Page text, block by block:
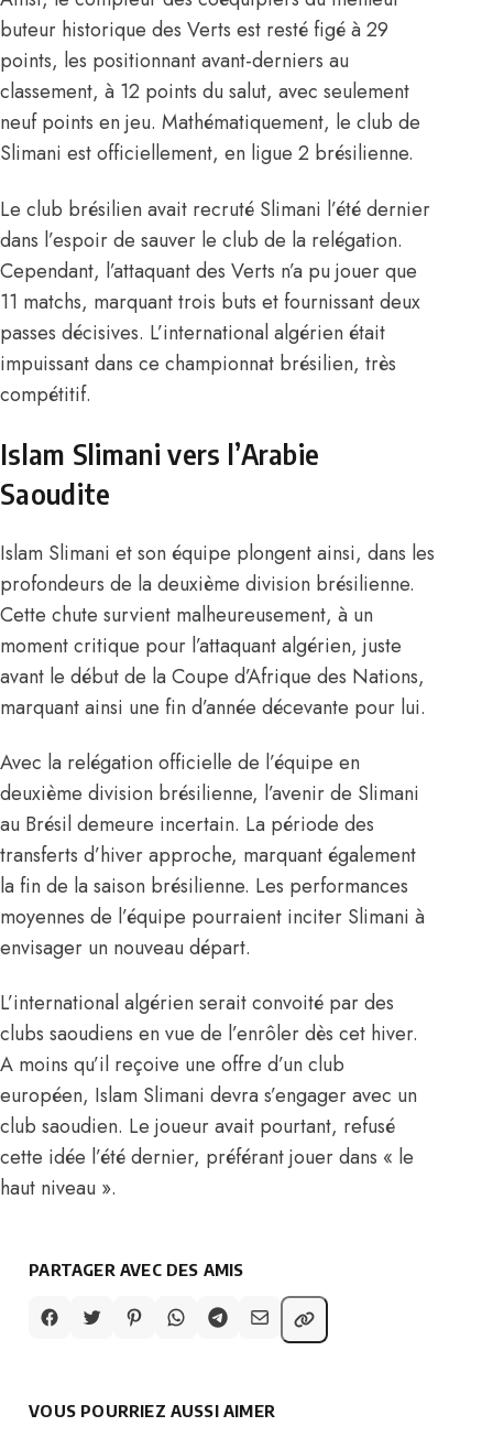
buteur historique des Verts est resté figé à 29
points, les positionnant avant-derniers au
classement, à 12 points du salut, avec seulement
neuf points en jeu. Mathématiquement, le club de
Slimani est officiellement, en ligue 2 brésilienne.
Le club brésilien avait recruté Slimani l’été dernier
dans l’espoir de sauver le club de la relégation.
Cependant, l’attaquant des Verts n’a pu jouer que
11 matchs, marquant trois buts et fournissant deux
passes décisives. L’international algérien était
impuissant dans ce championnat brésilien, très
compétitif.
Islam Slimani vers l’Arabie
Saoudite
Islam Slimani et son équipe plongent ainsi, dans les
profondeurs de la deuxième division brésilienne.
Cette chute survient malheureusement, à un
moment critique pour l’attaquant algérien, juste
avant le début de la Coupe d’Afrique des Nations,
marquant ainsi une fin d’année décevante pour lui.
Avec la relégation officielle de l’équipe en
deuxième division brésilienne, l’avenir de Slimani
au Brésil demeure incertain. La période des
transferts d’hiver approche, marquant également
la fin de la saison brésilienne. Les performances
moyennes de l’équipe pourraient inciter Slimani à
envisager un nouveau départ.
L’international algérien serait convoité par des
clubs saoudiens en vue de l’enrôler dès cet hiver.
A moins qu’il reçoive une offre d’un club
européen, Islam Slimani devra s’engager avec un
club saoudien. Le joueur avait pourtant, refusé
cette idée l’été dernier, préférant jouer dans « le
haut niveau ».
PARTAGER AVEC DES AMIS
VOUS POURRIEZ AUSSI AIMER